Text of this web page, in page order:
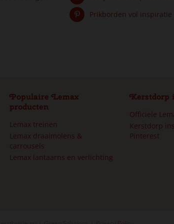
Prikborden vol inspiratie
Populaire Lemax
producten
Lemax treinen
Lemax draaimolens &
carrousels
Lemax lantaarns en verlichting
Kerstdorp
Officiele
Kerstdorp
Pinterest